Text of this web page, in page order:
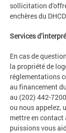
sollicitation
enchères du
Services
En cas de
la propriété de
réglementations
au financement
au (202) 442-
ou nous appelez,
mettre en contact
puissions vous